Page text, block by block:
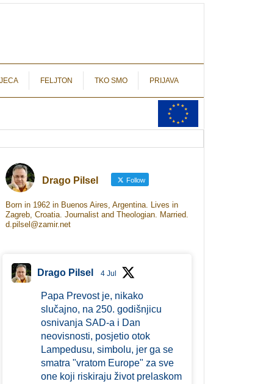
FELJTON TKO SMO PRIJAVA
Drago Pilsel Follow
Born in 1962 in Buenos Aires, Argentina. Lives in
Zagreb, Croatia. Journalist and Theologian. Married.
d.pilsel@zamir.net
Drago Pilsel 4 Jul
Papa Prevost je, nikako
slučajno, na 250. godišnjicu
osnivanja SAD-a i Dan
neovisnosti, posjetio otok
Lampedusu, simbolu, jer ga se
smatra "vratom Europe" za sve
one koji riskiraju život prelaskom